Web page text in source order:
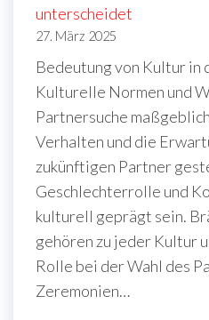
unterscheidet
27. März 2025
Bedeutung von Kultur in
Kulturelle Normen und
Partnersuche
Verhalten und die
zukünftigen Partner
Geschlechterrolle und
kulturell geprägt sein.
gehören zu jeder Kultur
Rolle bei der Wahl des
Zeremonien…